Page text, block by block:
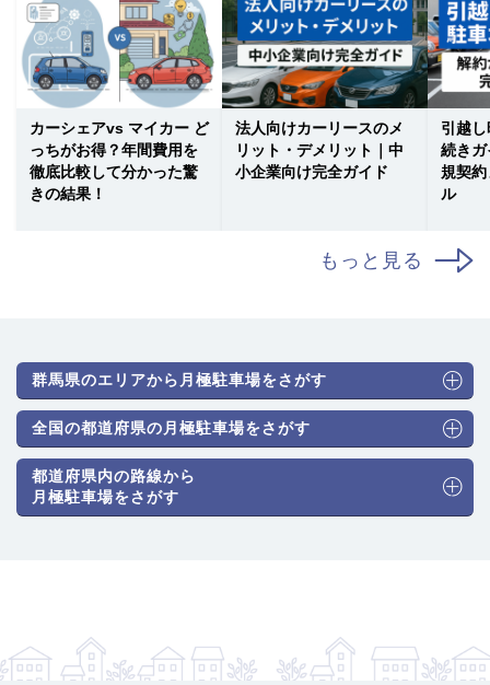
カーシェアvs マイカー ど
っちがお得？年間費用を
徹底比較して分かった驚
きの結果！
法人向けカーリースのメ
リット・デメリット｜中
小企業向け完全ガイド
引越
続き
規契
ル
もっと見る
群馬県のエリアから月極駐車場をさがす
全国の都道府県の月極駐車場をさがす
都道府県内の路線から
月極駐車場をさがす